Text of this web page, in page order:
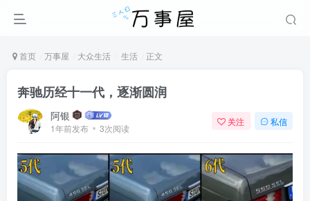
首页 万事屋 大众生活 生活 正文
奔驰历经十一代，逐渐圆润
阿银
1年前发布 3次阅读
关注 私信